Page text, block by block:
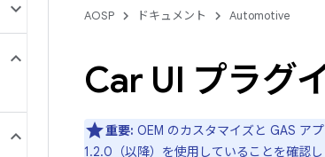
AOSP ドキュメント Automotive
Car UI プラグ
重要: OEM のカスタマイズと GAS ア
1.2.0（以降）を使用していることを確認し